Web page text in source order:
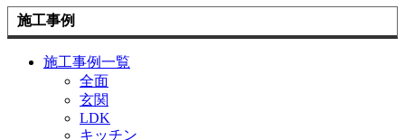
施工事例
施工事例一覧
全面
玄関
LDK
キッチン